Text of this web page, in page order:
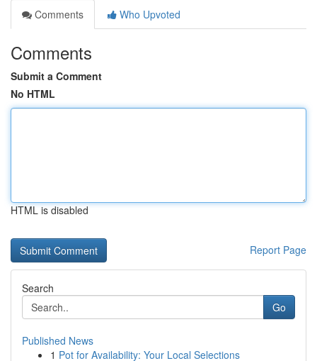
Comments
Who Upvoted
Comments
Submit a Comment
No HTML
HTML is disabled
Report Page
Search
Go
Published News
1 Pot for Availability: Your Local Selections